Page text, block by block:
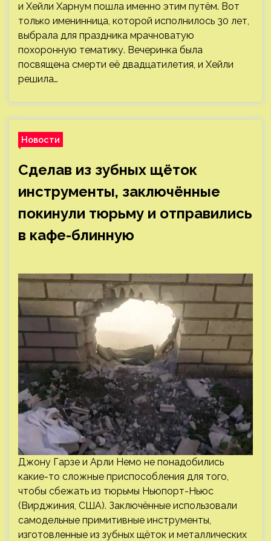
и Хейли Харнум пошла именно этим путём. Вот
только именинница, которой исполнилось 30 лет,
выбрала для праздника мрачноватую
похоронную тематику. Вечеринка была
посвящена смерти её двадцатилетия, и Хейли
решила…
Новости
Сделав из зубных щёток
инструменты, заключённые
покинули тюрьму и отправились
в кафе-блинную
Джону Гарзе и Арли Немо не понадобились
какие-то сложные приспособления для того,
чтобы сбежать из тюрьмы Ньюпорт-Ньюс
(Вирджиния, США). Заключённые использовали
самодельные примитивные инструменты,
изготовленные из зубных щёток и металлических